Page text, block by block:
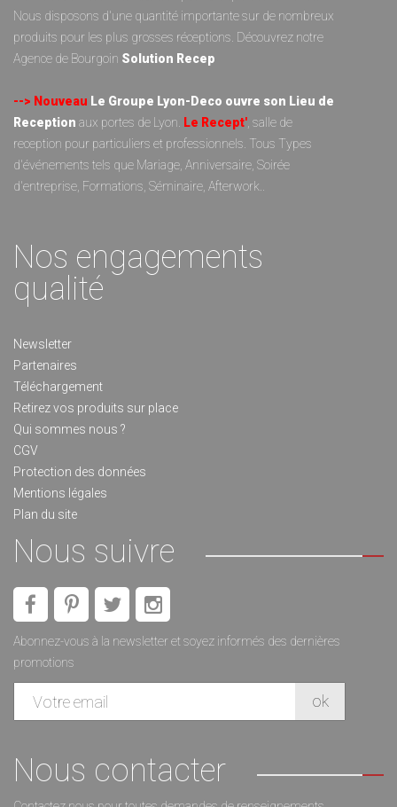
Nous disposons d'une quantité importante sur de nombreux
produits pour les plus grosses réceptions. Découvrez notre
Agence de Bourgoin Solution Recep
--> Nouveau Le Groupe Lyon-Deco ouvre son Lieu de
Reception aux portes de Lyon. Le Recept' , salle de
reception pour particuliers et professionnels. Tous Types
d'événements tels que Mariage, Anniversaire, Soirée
d'entreprise, Formations, Séminaire, Afterwork..
Nos engagements
qualité
Newsletter
Partenaires
Téléchargement
Retirez vos produits sur place
Qui sommes nous ?
CGV
Protection des données
Mentions légales
Plan du site
Nous suivre
Abonnez-vous à la newsletter et soyez informés des dernières
promotions
Nous contacter